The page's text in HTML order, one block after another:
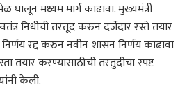
घालून मध्यम मार्ग काढावा. मुख्यमंत्री
निधीची तरतूद करुन दर्जेदार रस्ते तयार
रद्द करुन नवीन शासन निर्णय काढावा
तयार करण्यासाठीची तरतुदीचा स्पष्ट
केली.